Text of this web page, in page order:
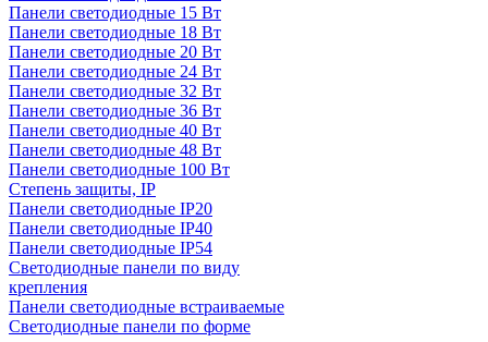
Панели светодиодные 15 Вт
Панели светодиодные 18 Вт
Панели светодиодные 20 Вт
Панели светодиодные 24 Вт
Панели светодиодные 32 Вт
Панели светодиодные 36 Вт
Панели светодиодные 40 Вт
Панели светодиодные 48 Вт
Панели светодиодные 100 Вт
Степень защиты, IP
Панели светодиодные IP20
Панели светодиодные IP40
Панели светодиодные IP54
Светодиодные панели по виду
крепления
Панели светодиодные встраиваемые
Светодиодные панели по форме